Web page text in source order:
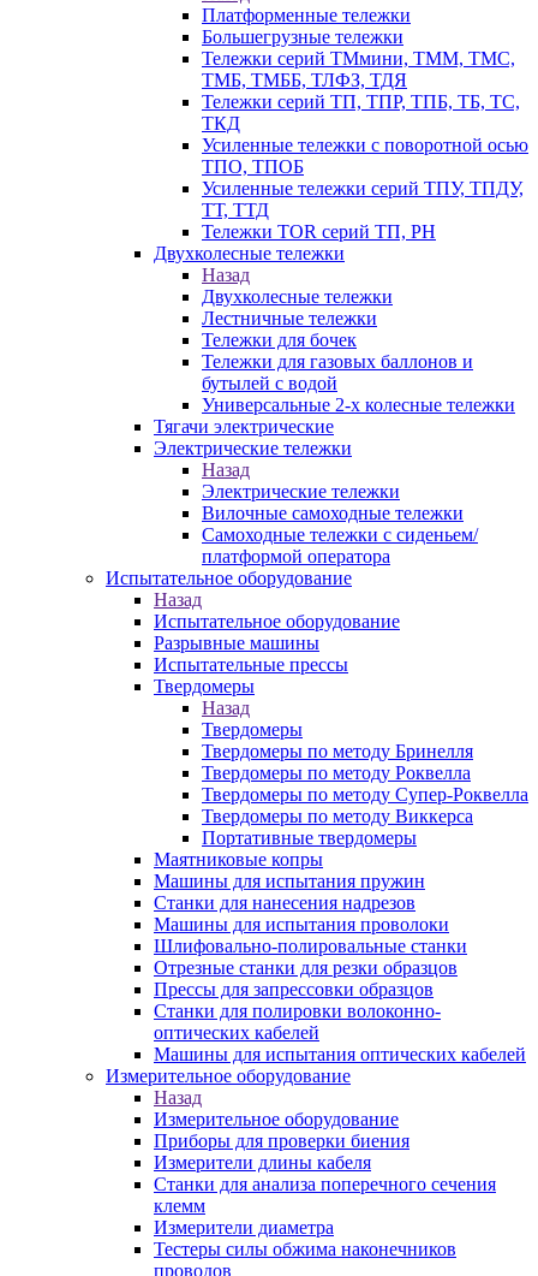
Платформенные тележки
Большегрузные тележки
Тележки серий ТМмини, ТММ, ТМС,
ТМБ, ТМББ, ТЛФЗ, ТДЯ
Тележки серий ТП, ТПР, ТПБ, ТБ, ТС,
ТКД
Усиленные тележки с поворотной осью
ТПО, ТПОБ
Усиленные тележки серий ТПУ, ТПДУ,
ТТ, ТТД
Тележки TOR серий ТП, PH
Двухколесные тележки
Назад
Двухколесные тележки
Лестничные тележки
Тележки для бочек
Тележки для газовых баллонов и
бутылей с водой
Универсальные 2-х колесные тележки
Тягачи электрические
Электрические тележки
Назад
Электрические тележки
Вилочные самоходные тележки
Самоходные тележки с сиденьем/
платформой оператора
Испытательное оборудование
Назад
Испытательное оборудование
Разрывные машины
Испытательные прессы
Твердомеры
Назад
Твердомеры
Твердомеры по методу Бринелля
Твердомеры по методу Роквелла
Твердомеры по методу Супер-Роквелла
Твердомеры по методу Виккерса
Портативные твердомеры
Маятниковые копры
Машины для испытания пружин
Станки для нанесения надрезов
Машины для испытания проволоки
Шлифовально-полировальные станки
Отрезные станки для резки образцов
Прессы для запрессовки образцов
Станки для полировки волоконно-
оптических кабелей
Машины для испытания оптических кабелей
Измерительное оборудование
Назад
Измерительное оборудование
Приборы для проверки биения
Измерители длины кабеля
Станки для анализа поперечного сечения
клемм
Измерители диаметра
Тестеры силы обжима наконечников
проводов